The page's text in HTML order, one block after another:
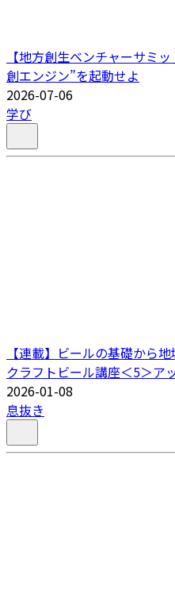
【地方創生ベンチャーサミ
創エンジン”を起動せよ
2026-07-06
学び
【連載】ビールの基礎から
クラフトビール講座＜5＞ア
2026-01-08
息抜き